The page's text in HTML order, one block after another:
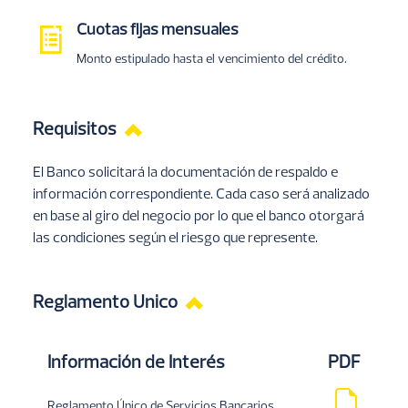
Imagen Cuotas fijas mensuales
Monto estipulado hasta el vencimiento del crédito.
Requisitos
El Banco solicitará la documentación de respaldo e
información correspondiente. Cada caso será analizado
en base al giro del negocio por lo que el banco otorgará
las condiciones según el riesgo que represente.
Reglamento Unico
Información de Interés PDF